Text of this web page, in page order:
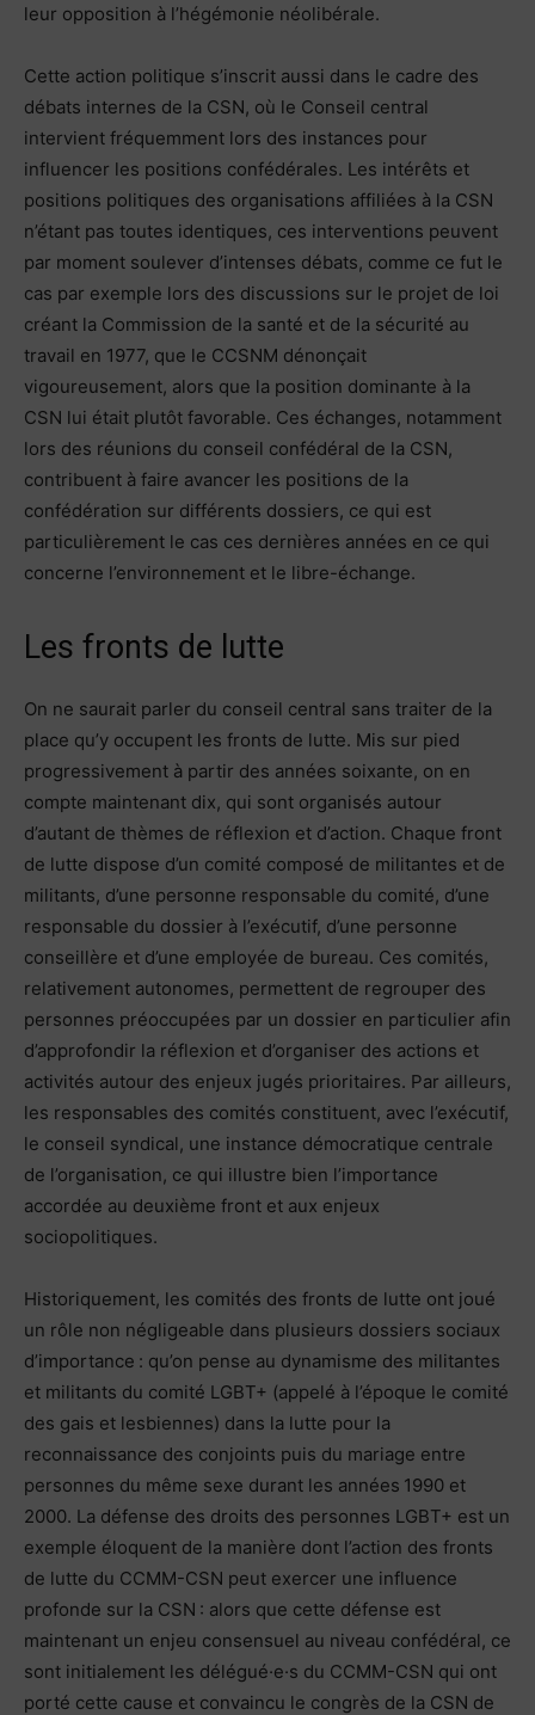
leur opposition à l’hégémonie néolibérale.
Cette action politique s’inscrit aussi dans le cadre des
débats internes de la CSN, où le Conseil central
intervient fréquemment lors des instances pour
influencer les positions confédérales. Les intérêts et
positions politiques des organisations affiliées à la CSN
n’étant pas toutes identiques, ces interventions peuvent
par moment soulever d’intenses débats, comme ce fut le
cas par exemple lors des discussions sur le projet de loi
créant la Commission de la santé et de la sécurité au
travail en 1977, que le CCSNM dénonçait
vigoureusement, alors que la position dominante à la
CSN lui était plutôt favorable. Ces échanges, notamment
lors des réunions du conseil confédéral de la CSN,
contribuent à faire avancer les positions de la
confédération sur différents dossiers, ce qui est
particulièrement le cas ces dernières années en ce qui
concerne l’environnement et le libre-échange.
Les fronts de lutte
On ne saurait parler du conseil central sans traiter de la
place qu’y occupent les fronts de lutte. Mis sur pied
progressivement à partir des années soixante, on en
compte maintenant dix, qui sont organisés autour
d’autant de thèmes de réflexion et d’action. Chaque front
de lutte dispose d’un comité composé de militantes et de
militants, d’une personne responsable du comité, d’une
responsable du dossier à l’exécutif, d’une personne
conseillère et d’une employée de bureau. Ces comités,
relativement autonomes, permettent de regrouper des
personnes préoccupées par un dossier en particulier afin
d’approfondir la réflexion et d’organiser des actions et
activités autour des enjeux jugés prioritaires. Par ailleurs,
les responsables des comités constituent, avec l’exécutif,
le conseil syndical, une instance démocratique centrale
de l’organisation, ce qui illustre bien l’importance
accordée au deuxième front et aux enjeux
sociopolitiques.
Historiquement, les comités des fronts de lutte ont joué
un rôle non négligeable dans plusieurs dossiers sociaux
d’importance : qu’on pense au dynamisme des militantes
et militants du comité LGBT+ (appelé à l’époque le comité
des gais et lesbiennes) dans la lutte pour la
reconnaissance des conjoints puis du mariage entre
personnes du même sexe durant les années 1990 et
2000. La défense des droits des personnes LGBT+ est un
exemple éloquent de la manière dont l’action des fronts
de lutte du CCMM-CSN peut exercer une influence
profonde sur la CSN : alors que cette défense est
maintenant un enjeu consensuel au niveau confédéral, ce
sont initialement les délégué·e·s du CCMM-CSN qui ont
porté cette cause et convaincu le congrès de la CSN de